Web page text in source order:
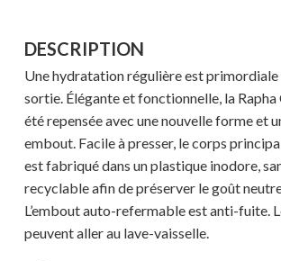
DESCRIPTION
Une hydratation régulière est
sortie. Élégante et fonctionnelle, la
été repensée avec une nouvelle forme et
embout. Facile à presser, le corps
est fabriqué dans un plastique inodore,
recyclable afin de préserver le goût neutre
L’embout auto-refermable est anti-fuite.
peuvent aller au lave-vaisselle.